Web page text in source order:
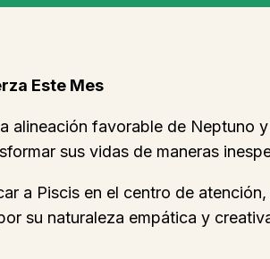
Este Mes
alineación favorable de Neptuno
sus vidas de maneras
a Piscis en el centro de
su naturaleza empática y